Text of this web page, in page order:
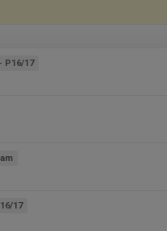
P16/17
17